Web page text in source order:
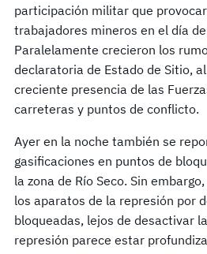
participación militar que
trabajadores mineros en el día
Paralelamente crecieron los
declaratoria de Estado de Sitio,
creciente presencia de las
carreteras y puntos de conflicto.
Ayer en la noche también se
gasificaciones en puntos de
la zona de Río Seco. Sin
los aparatos de la represión por
bloqueadas, lejos de desactivar
represión parece estar